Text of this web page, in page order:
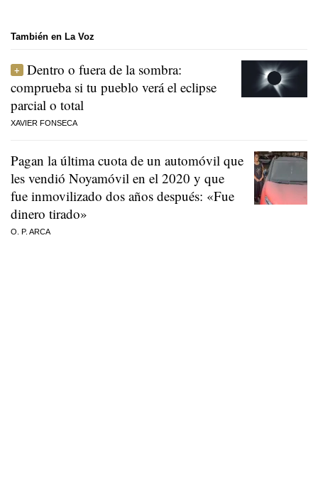
También en La Voz
Dentro o fuera de la sombra:
comprueba si tu pueblo verá el eclipse
parcial o total
XAVIER FONSECA
Pagan la última cuota de un automóvil que
les vendió Noyamóvil en el 2020 y que
fue inmovilizado dos años después: «Fue
dinero tirado»
O. P. ARCA